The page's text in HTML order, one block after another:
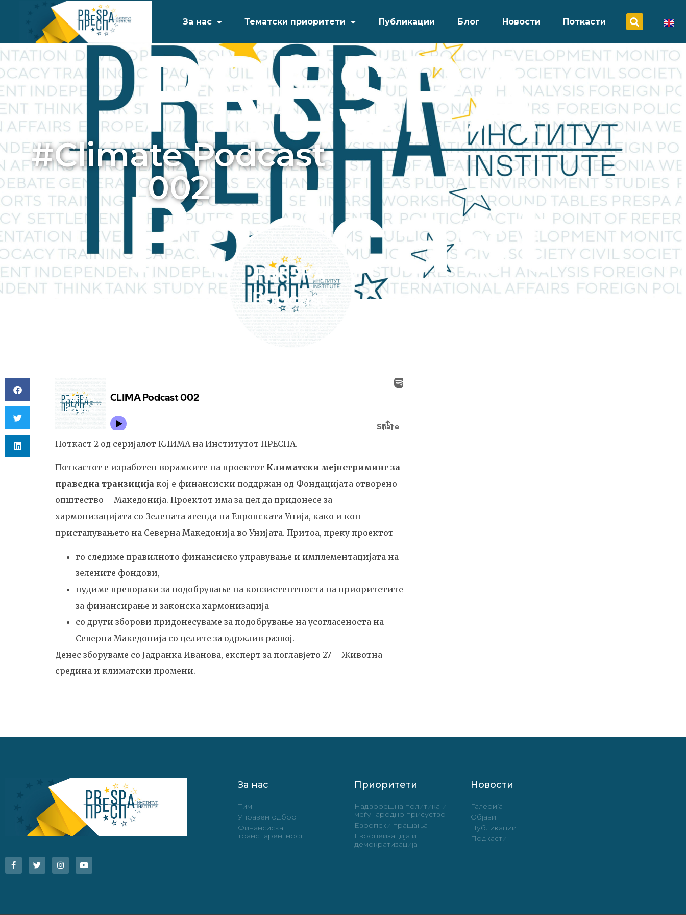
За нас Тематски приоритети Публикации Блог Новости Поткасти
#Climate Podcast
002
Поткаст 2 од серијалот КЛИМА на Институтот ПРЕСПА.
Поткастот е изработен ворамките на проектот Климатски мејнстриминг за
праведна транзиција кој е финансиски поддржан од Фондацијата отворено
општество – Македонија. Проектот има за цел да придонесе за
хармонизацијата со Зелената агенда на Европската Унија, како и кон
пристапувањето на Северна Македонија во Унијата. Притоа, преку проектот
го следиме правилното финансиско управување и имплементацијата на
зелените фондови,
нудиме препораки за подобрување на конзистентноста на приоритетите
за финансирање и законска хармонизација
со други зборови придонесуваме за подобрување на усогласеноста на
Северна Македонија со целите за одржлив развој.
Денес зборуваме со Јадранка Иванова, експерт за поглавјето 27 – Животна
средина и климатски промени.
За нас
Тим
Управен одбор
Финансиска
транспарентност
Приоритети
Надворешна политика и
меѓународно присуство
Европски прашања
Европеизација и
демократизација
Новости
Галерија
Објави
Публикации
Подкасти